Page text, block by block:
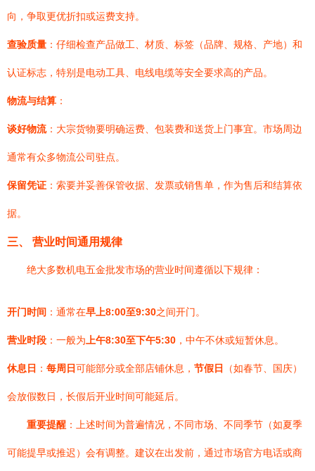
向，争取更优折扣或运费支持。
查验质量 ：仔细检查产品做工、材质、标签（品牌、规格、产地）和
认证标志，特别是电动工具、电线电缆等安全要求高的产品。
物流与结算 ：
谈好物流：大宗货物要明确运费、包装费和送货上门事宜。市场周边
通常有众多物流公司驻点。
保留凭证 ：索要并妥善保管收据、发票或销售单，作为售后和结算依
据。
三、 营业时间通用规律
绝大多数机电五金批发市场的营业时间遵循以下规律：
开门时间 ：通常在早上8:00至9:30之间开门。
营业时段 ：一般为 上午8:30至下午5:30 ，中午不休或短暂休息。
休息日 ： 每周日可能部分或全部店铺休息， 节假日 （如春节、国庆）
会放假数日，长假后开业时间可能延后。
重要提醒 ：上述时间为普遍情况，不同市场、不同季节（如夏季
可能提早或推迟）会有调整。建议在出发前，通过市场官方电话或商